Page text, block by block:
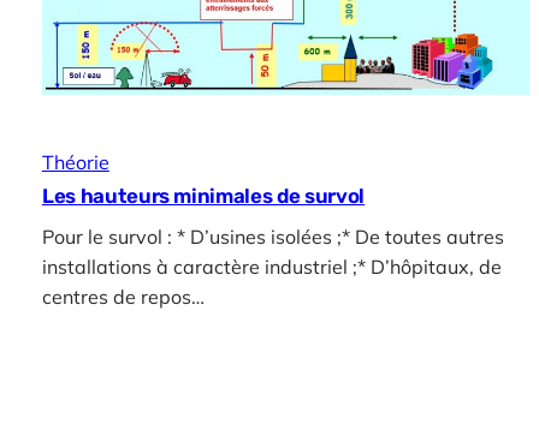
Théorie
Les hauteurs minimales de survol
Pour le survol : * D’usines isolées ;* De toutes autres
installations à caractère industriel ;* D’hôpitaux, de
centres de repos…